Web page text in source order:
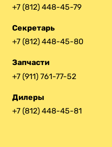
+7 (812) 448-45-79
Секретарь
+7 (812) 448-45-80
Запчасти
+7 (911) 761-77-52
Дилеры
+7 (812) 448-45-81